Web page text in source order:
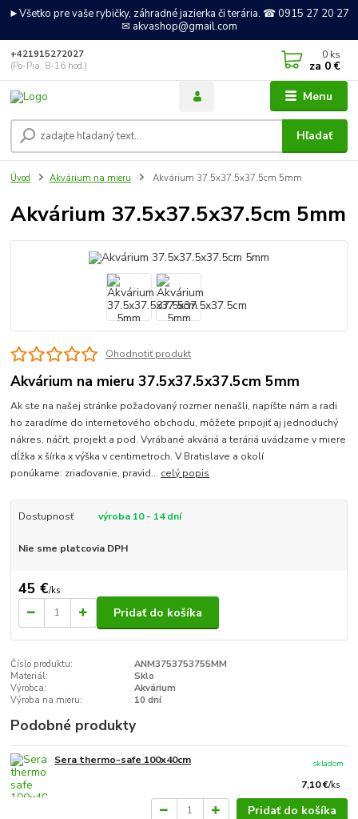
►Všetko pre vaše rybičky, záhradné jazierka či terária. ☎ 0915 27 20 27
✉ akvashop@gmail.com
Menu
Hľadať
+421915272027
(Po-Pia, 8-16 hod.)
0 ks
za 0 €
Úvod Akvárium na mieru Akvárium 37.5x37.5x37.5cm 5mm
Akvárium 37.5x37.5x37.5cm 5mm
Ohodnotiť produkt
Akvárium na mieru 37.5x37.5x37.5cm 5mm
Ak ste na našej stránke požadovaný rozmer nenašli, napíšte nám a radi
ho zaradíme do internetového obchodu, môžete pripojiť aj jednoduchý
nákres, náčrt, projekt a pod. Vyrábané akváriá a teráriá uvádzame v miere
dĺžka x šírka x výška v centimetroch. V Bratislave a okolí
ponúkame: zriaďovanie, pravid... celý popis
Dostupnosť výroba 10 - 14 dní
Nie sme platcovia DPH
45 €/ks
Pridať do košíka
Číslo produktu:
ANM3753753755MM
Materiál:
Sklo
Výrobca:
Akvárium
Výroba na mieru:
10 dní
Podobné produkty
Sera thermo-safe 100x40cm
7,10 €/ks
skladom
Pridať do košíka